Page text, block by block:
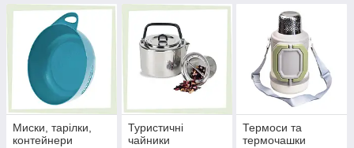
Миски, тарілки,
контейнери
Туристичні
чайники
Термоси та
термочашки